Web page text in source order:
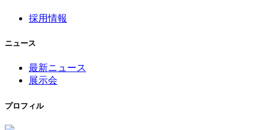
採用情報
ニュース
最新ニュース
展示会
プロフィル